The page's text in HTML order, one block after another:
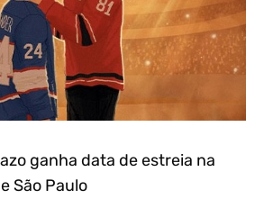
ganha data de estreia na
São Paulo